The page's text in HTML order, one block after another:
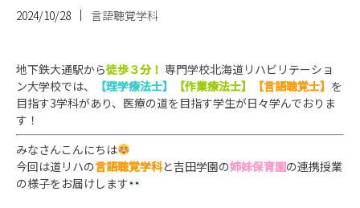
2024/10/28 言語聴覚学科
地下鉄大通駅から徒歩３分！ 専門学校北海道リハビリテーショ
ン大学校では、
【理学療法士】 【作業療法士】 【言語聴覚士】 を
目指す3学科があり、医療の道を目指す学生が日々学んでおりま
す！
みなさんこんにちは
今回は道リハの言語聴覚学科と吉田学園の姉妹保育園の連携授業
の様子をお届けします